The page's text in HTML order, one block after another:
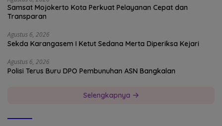
Samsat Mojokerto Kota Perkuat Pelayanan Cepat dan
Transparan
Agustus 6, 2026
Sekda Karangasem I Ketut Sedana Merta Diperiksa Kejari
Agustus 6, 2026
Polisi Terus Buru DPO Pembunuhan ASN Bangkalan
Selengkapnya